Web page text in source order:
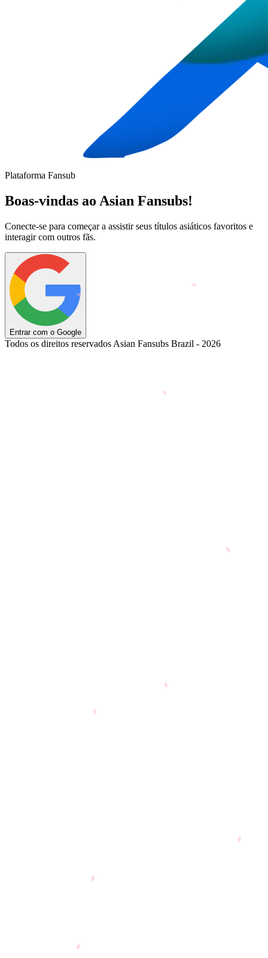
Plataforma Fansub
Boas-vindas ao Asian Fansubs!
Conecte-se para começar a assistir seus títulos asiáticos favoritos e
interagir com outros fãs.
Entrar com o Google
Todos os direitos reservados Asian Fansubs Brazil - 2026